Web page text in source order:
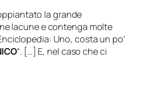
la grande
lacune e contenga molte
Uno, costa un po’
“. […] E, nel caso che ci